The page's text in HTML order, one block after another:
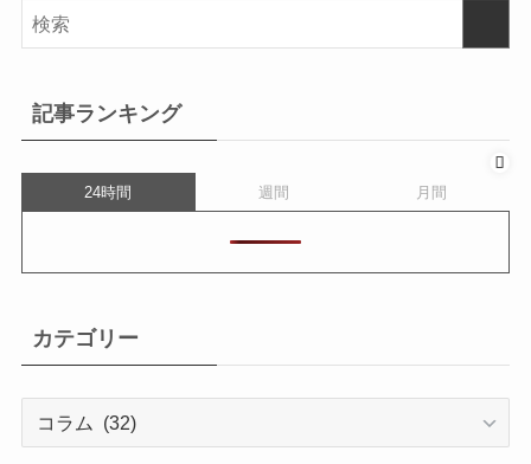
記事ランキング
24時間 週間 月間
カテゴリー